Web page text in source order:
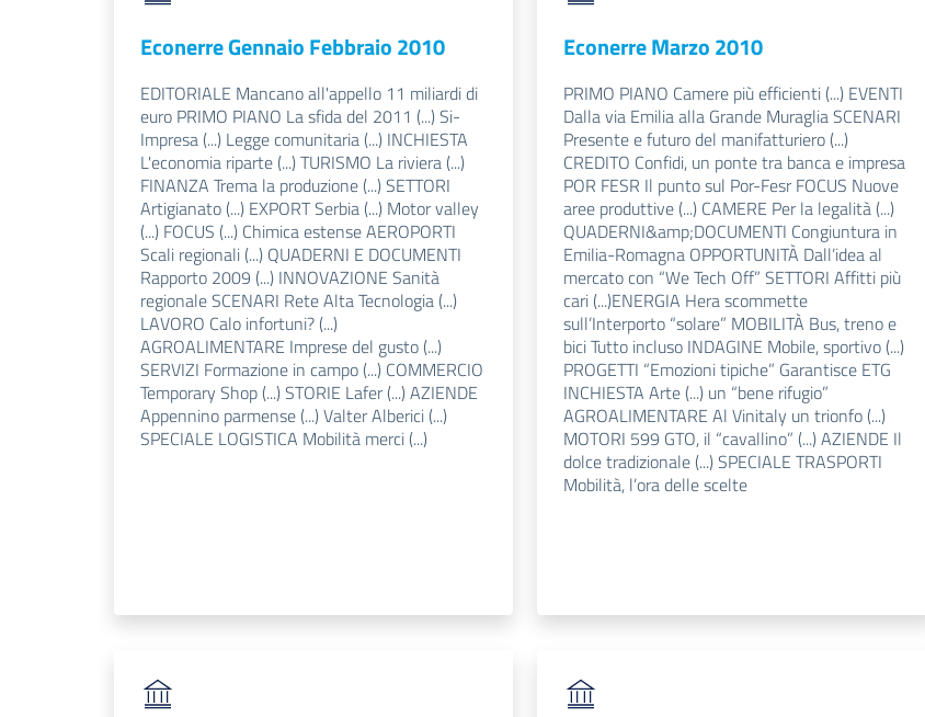
Econerre Gennaio Febbraio 2010
EDITORIALE Mancano all'appello 11 miliardi di
euro PRIMO PIANO La sfida del 2011 (...) Si-
Impresa (...) Legge comunitaria (...) INCHIESTA
L'economia riparte (...) TURISMO La riviera (...)
FINANZA Trema la produzione (...) SETTORI
Artigianato (...) EXPORT Serbia (...) Motor valley
(...) FOCUS (...) Chimica estense AEROPORTI
Scali regionali (...) QUADERNI E DOCUMENTI
Rapporto 2009 (...) INNOVAZIONE Sanità
regionale SCENARI Rete Alta Tecnologia (...)
LAVORO Calo infortuni? (...)
AGROALIMENTARE Imprese del gusto (...)
SERVIZI Formazione in campo (...) COMMERCIO
Temporary Shop (...) STORIE Lafer (...) AZIENDE
Appennino parmense (...) Valter Alberici (...)
SPECIALE LOGISTICA Mobilità merci (...)
Econerre Marzo 2010
PRIMO PIANO Camere più efficienti (...) EVENTI
Dalla via Emilia alla Grande Muraglia SCENARI
Presente e futuro del manifatturiero (...)
CREDITO Confidi, un ponte tra banca e impresa
POR FESR Il punto sul Por-Fesr FOCUS Nuove
aree produttive (...) CAMERE Per la legalità (...)
QUADERNI&amp;DOCUMENTI Congiuntura in
Emilia-Romagna OPPORTUNITÀ Dall’idea al
mercato con “We Tech Off” SETTORI Affitti più
cari (...)ENERGIA Hera scommette
sull’Interporto “solare” MOBILITÀ Bus, treno e
bici Tutto incluso INDAGINE Mobile, sportivo (...)
PROGETTI “Emozioni tipiche” Garantisce ETG
INCHIESTA Arte (...) un “bene rifugio”
AGROALIMENTARE Al Vinitaly un trionfo (...)
MOTORI 599 GTO, il “cavallino” (...) AZIENDE Il
dolce tradizionale (...) SPECIALE TRASPORTI
Mobilità, l’ora delle scelte